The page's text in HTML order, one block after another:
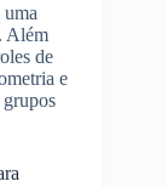
uma
Além
de
e
grupos